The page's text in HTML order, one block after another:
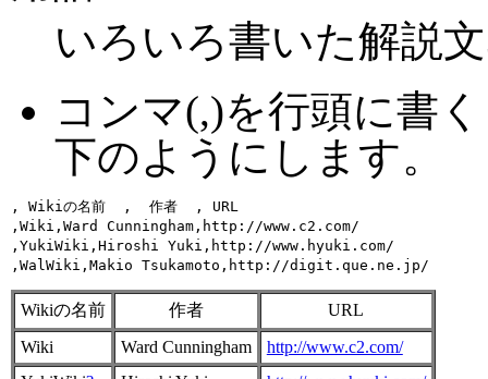
いろいろ書いた解説
コンマ(,)を行頭に書
下のようにします。
, Wikiの名前  ,  作者  , URL
,Wiki,Ward Cunningham,http://www.c2.com/
,YukiWiki,Hiroshi Yuki,http://www.hyuki.com/
Wikiの名前 作者
URL
Wiki
Ward Cunningham
http://www.c2.com/